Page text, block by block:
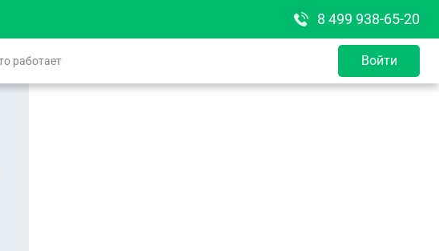
8 499 938-65-20
работает Войти